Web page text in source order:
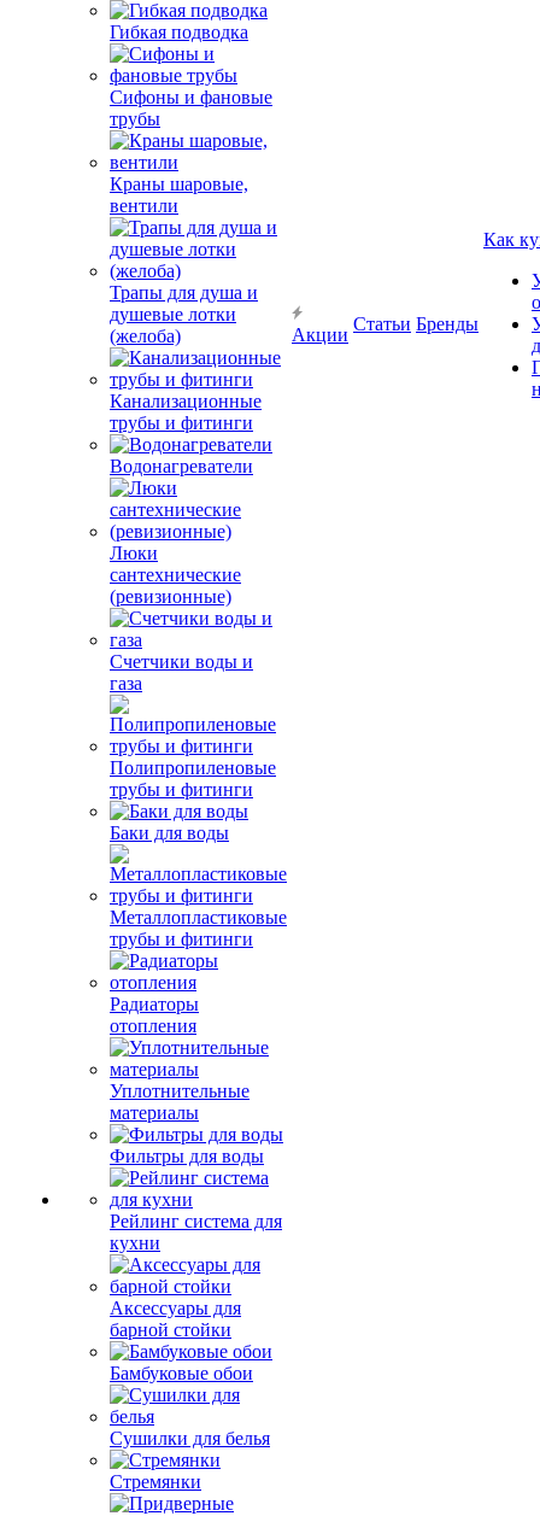
Гибкая подводка
Сифоны и фановые
трубы
Краны шаровые,
вентили
Трапы для душа и
душевые лотки
(желоба)
Канализационные
трубы и фитинги
Водонагреватели
Люки
сантехнические
(ревизионные)
Счетчики воды и
газа
Полипропиленовые
трубы и фитинги
Баки для воды
Металлопластиковые
трубы и фитинги
Радиаторы
отопления
Уплотнительные
материалы
Фильтры для воды
Рейлинг система для
кухни
Аксессуары для
барной стойки
Бамбуковые обои
Сушилки для белья
Стремянки
Акции
Статьи Бренды
Как